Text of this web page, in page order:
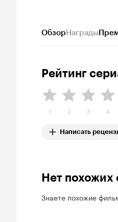
ОбзорНаграды
Рейтинг
1 2 3 4
Написать
Нет похожих
Знаете похожие